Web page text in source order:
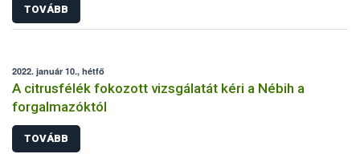
TOVÁBB
2022. január 10., hétfő
A citrusfélék fokozott vizsgálatát kéri a Nébih a
forgalmazóktól
TOVÁBB